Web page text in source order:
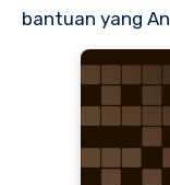
bantuan yang